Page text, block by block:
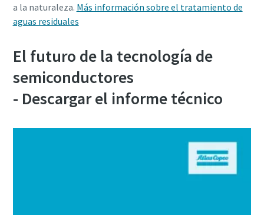
a la naturaleza. Más información sobre el tratamiento de
aguas residuales
El futuro de la tecnología de
semiconductores
- Descargar el informe técnico